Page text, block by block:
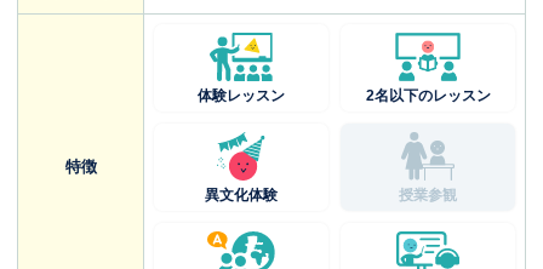
特徴
体験レッスン 2名以下のレッスン
異文化体験 授業参観